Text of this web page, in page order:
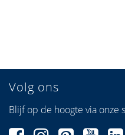
Volg ons
Blijf op de hoogte via onze